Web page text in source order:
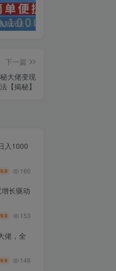
抖音弹幕最新玩法，利用粉丝好奇心赚取礼物打赏，轻松日入1000+
下一篇
大佬变现
【揭秘】
入1000
9.9 160
长驱动
9.9 153
佬，全
9.9 148